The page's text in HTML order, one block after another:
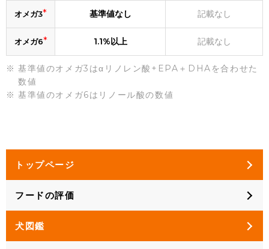
オメガ3* 基準値なし 記載なし
オメガ6* 1.1%以上 記載なし
基準値のオメガ3はαリノレン酸+EPA＋DHAを合わせた
数値
基準値のオメガ6はリノール酸の数値
トップページ
フードの評価
犬図鑑